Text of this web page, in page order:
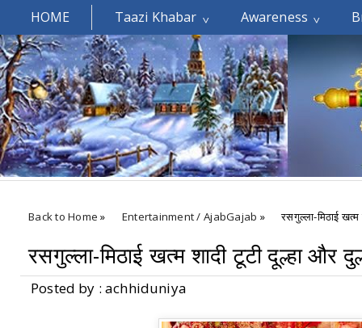
HOME Taazi Khabar Awareness
Welcomes You.....
Back to Home » Entertainment / AjabGajab » रसगुल्ला-मिठाई
रसगुल्ला-मिठाई खत्म शादी टूटी दूल्हा और
Posted by : achhiduniya